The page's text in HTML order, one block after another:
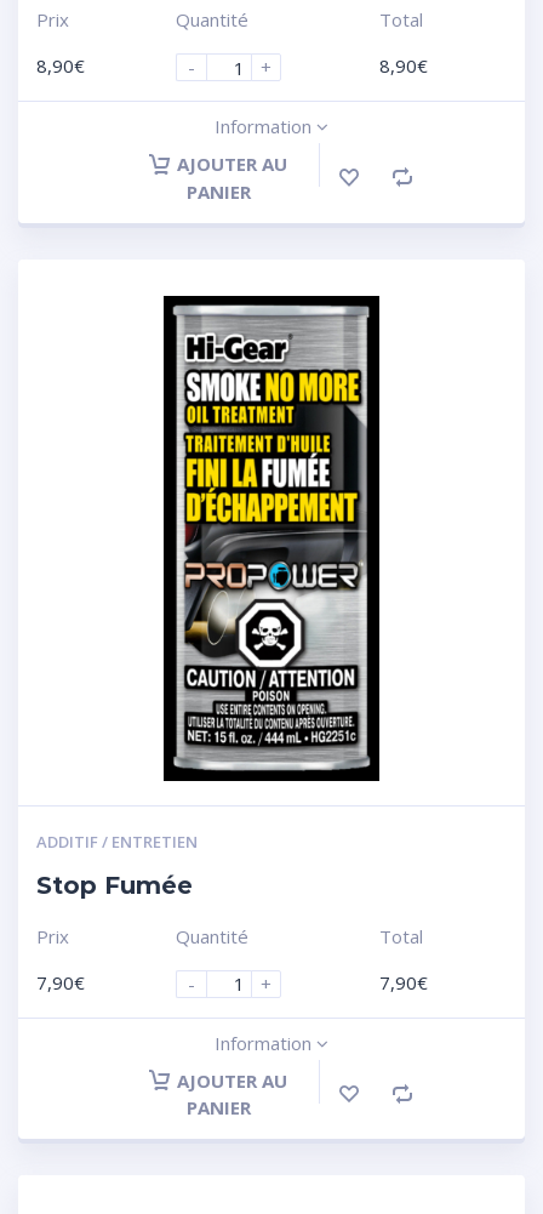
Prix
8,90€
Quantité
-
+
Total
8,90€
Information
AJOUTER AU
PANIER
ADDITIF / ENTRETIEN
Stop Fumée
Prix
7,90€
Quantité
-
+
Total
7,90€
Information
AJOUTER AU
PANIER